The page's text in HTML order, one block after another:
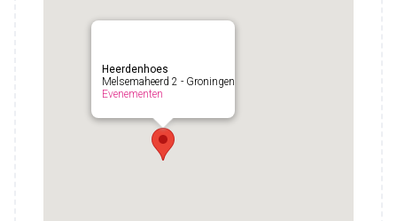
Heerdenhoes
Melsemaheerd 2 - Groningen
Evenementen